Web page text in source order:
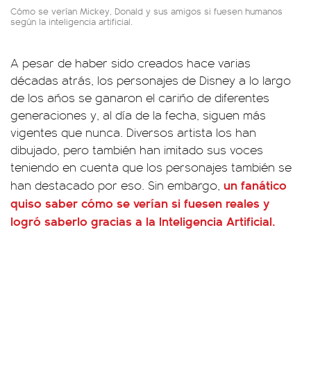
Cómo se verían Mickey, Donald y sus amigos si fuesen humanos
según la inteligencia artificial.
A pesar de haber sido creados hace varias
décadas atrás, los personajes de Disney a lo largo
de los años se ganaron el cariño de diferentes
generaciones y, al día de la fecha, siguen más
vigentes que nunca. Diversos artista los han
dibujado, pero también han imitado sus voces
teniendo en cuenta que los personajes también se
han destacado por eso. Sin embargo, un fanático
quiso saber cómo se verían si fuesen reales y
logró saberlo gracias a la Inteligencia Artificial.